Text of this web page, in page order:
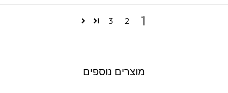
1
2
3
מוצרים נוספים